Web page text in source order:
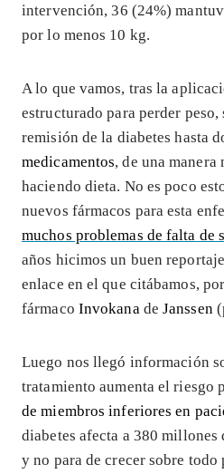
intervención, 36 (24%)
por lo menos 10 kg.
A lo que vamos, tras la
estructurado para perder peso,
remisión de la diabetes hasta
medicamentos, de una manera
haciendo dieta. No es poco
nuevos fármacos para esta
muchos problemas de falta de
años hicimos un buen
enlace en el que citábamos,
fármaco Invokana deJanssen
Luego nos llegó información
tratamiento aumenta el riesgo
de miembros inferiores en
diabetes afecta a 380 millones
y no para de crecer sobre todo